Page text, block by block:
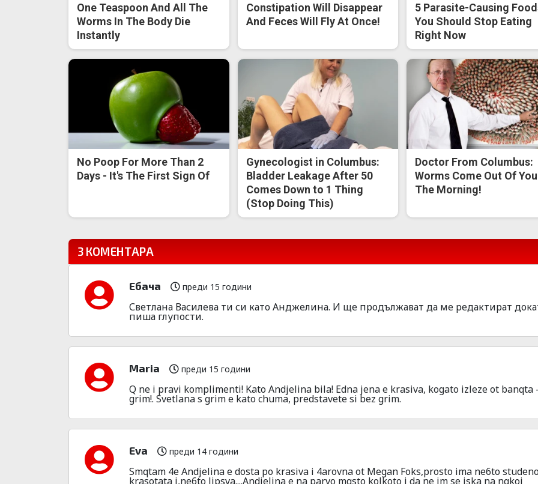
One Teaspoon And All The
Worms In The Body Die
Instantly
Constipation Will Disappear
And Feces Will Fly At Once!
5 Parasite-Causing
You Should Stop Eating
Right Now
No Poop For More Than 2
Days - It's The First Sign Of
Gynecologist in Columbus:
Bladder Leakage After 50
Comes Down to 1 Thing
(Stop Doing This)
Doctor From Columbus:
Worms Come Out Of
The Morning!
3 КОМЕНТАРА
Ебача преди 15 години
Светлана Василева ти си като Анджелина. И ще продължават да ме редактират
пиша глупости.
Maria преди 15 години
Q ne i pravi komplimenti! Kato Andjelina bila! Edna jena e krasiva, kogato izleze ot banqta
grim!. Svetlana s grim e kato chuma, predstavete si bez grim.
Eva преди 14 години
Smqtam 4e Andjelina e dosta po krasiva i 4arovna ot Megan Foks,prosto ima ne6to
krasotata i,ne6to lipsva....Andjelina e na parvo mqsto kolkoto i da ne im se iska na nqkoi